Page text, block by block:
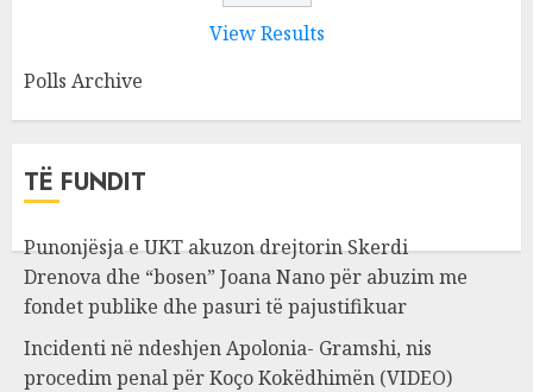
View Results
Polls Archive
TË FUNDIT
Punonjësja e UKT akuzon drejtorin Skerdi
Drenova dhe “bosen” Joana Nano për abuzim me
fondet publike dhe pasuri të pajustifikuar
Incidenti në ndeshjen Apolonia- Gramshi, nis
procedim penal për Koço Kokëdhimën (VIDEO)